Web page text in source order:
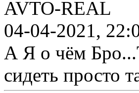
AVTO-REAL
04-04-2021,
А Я о чём
сидеть просто